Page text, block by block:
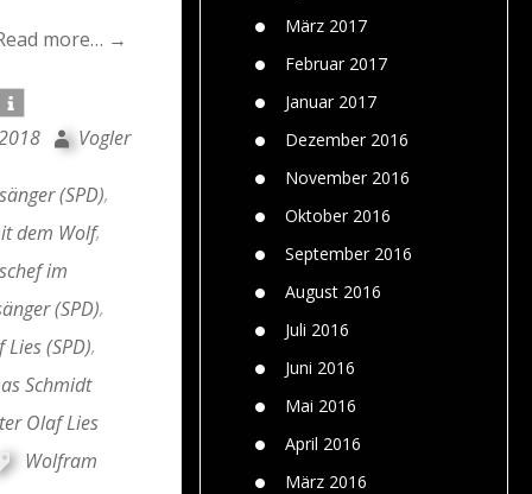
März 2017
Februar 2017
Januar 2017
Dezember 2016
November 2016
Oktober 2016
September 2016
August 2016
Juli 2016
Juni 2016
Mai 2016
April 2016
März 2016
more… →
Vogler
(SPD),
dem Wolf,
im
(SPD),
Lies (SPD),
Schmidt
Olaf Lies
Wolfram